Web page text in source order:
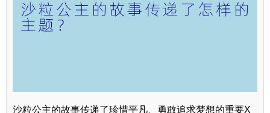
沙粒公主的故事传递了珍惜平凡、勇敢追求梦想的重要X